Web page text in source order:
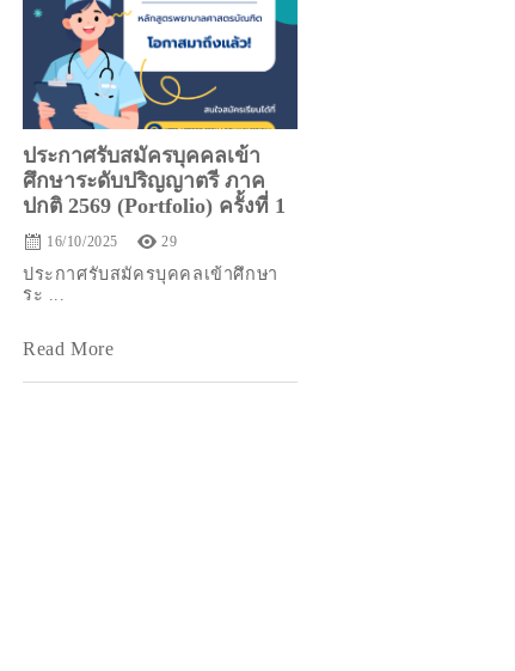
ประกาศรับสมัครบุคคลเข้า
ศึกษาระดับปริญญาตรี ภาค
ปกติ 2569 (Portfolio) ครั้งที่ 1
16/10/2025 29
ประกาศรับสมัครบุคคลเข้าศึกษา
ระ ...
Read More